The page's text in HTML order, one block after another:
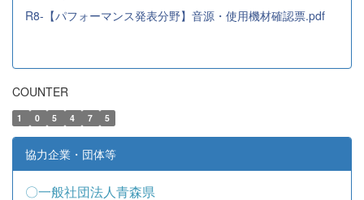
R8-【パフォーマンス発表分野】音源・使用機材確認票.pdf
COUNTER
1 0 5 4 7 5
協力企業・団体等
〇一般社団法人青森県